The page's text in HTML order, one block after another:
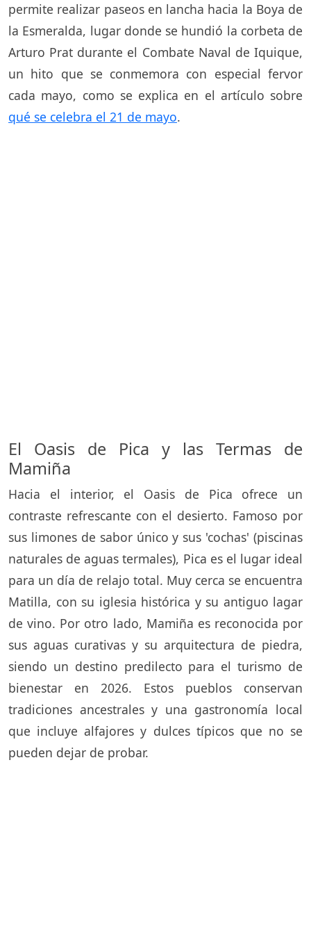
permite realizar paseos en lancha hacia la Boya de
la Esmeralda, lugar donde se hundió la corbeta de
Arturo Prat durante el Combate Naval de Iquique,
un hito que se conmemora con especial fervor
cada mayo, como se explica en el artículo sobre
qué se celebra el 21 de mayo.
El Oasis de Pica y las Termas de
Mamiña
Hacia el interior, el Oasis de Pica ofrece un
contraste refrescante con el desierto. Famoso por
sus limones de sabor único y sus 'cochas' (piscinas
naturales de aguas termales), Pica es el lugar ideal
para un día de relajo total. Muy cerca se encuentra
Matilla, con su iglesia histórica y su antiguo lagar
de vino. Por otro lado, Mamiña es reconocida por
sus aguas curativas y su arquitectura de piedra,
siendo un destino predilecto para el turismo de
bienestar en 2026. Estos pueblos conservan
tradiciones ancestrales y una gastronomía local
que incluye alfajores y dulces típicos que no se
pueden dejar de probar.